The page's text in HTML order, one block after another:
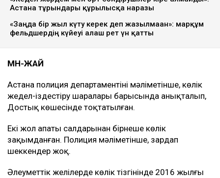
Астана тұрғындары құрылысқа наразы
«Заңда бір жыл күту керек деп жазылмаған»: марқұм
фельдшердің күйеуі алғаш рет үн қатты
МӘН-ЖАЙ
Астана полиция департаментінің мәліметінше, көлік
жедел-іздестіру шаралары барысында анықталып,
Достық көшесінде тоқтатылған.
Екі жол апаты салдарынан бірнеше көлік
зақымданған. Полиция мәліметінше, зардап
шеккендер жоқ.
Әлеуметтік желілерде көлік тізгінінде 2016 жылғы